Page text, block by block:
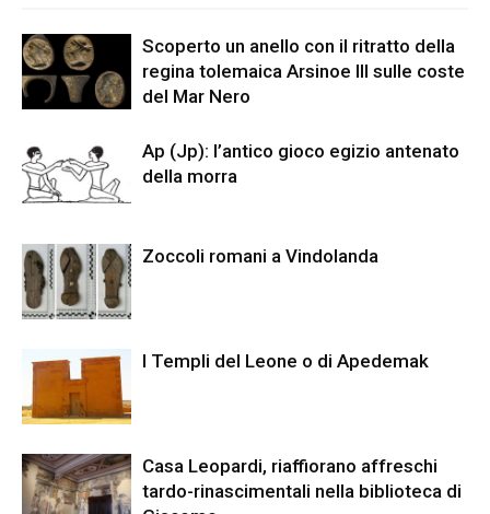
Scoperto un anello con il ritratto della
regina tolemaica Arsinoe III sulle coste
del Mar Nero
Ap (Jp): l’antico gioco egizio antenato
della morra
Zoccoli romani a Vindolanda
I Templi del Leone o di Apedemak
Casa Leopardi, riaffiorano affreschi
tardo-rinascimentali nella biblioteca di